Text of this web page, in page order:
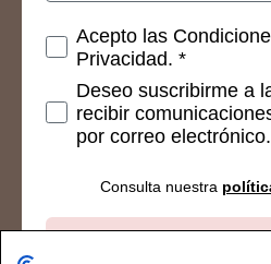
Consetimientos
Acepto las
Privacidad. *
Deseo suscribirme a
recibir
por correo
Consulta nuestra